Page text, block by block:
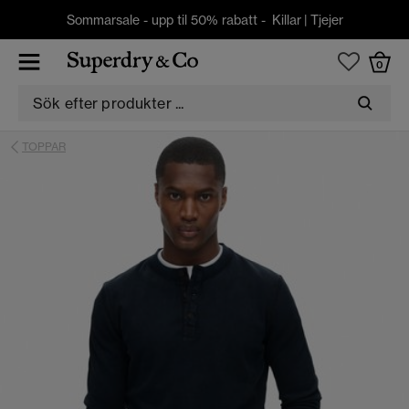
Sommarsale - upp til 50% rabatt - Killar| Tjejer
0
TOPPAR